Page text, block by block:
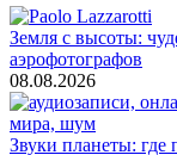
Земля с высоты:
аэрофотографов
08.08.2026
Звуки планеты: